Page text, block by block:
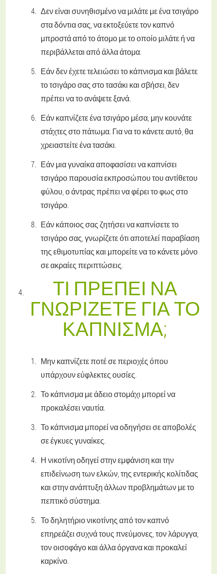
Δεν είναι συνηθισμένο να μιλάτε με ένα τσιγάρο
στα δόντια σας, να εκτοξεύετε τον καπνό
μπροστά από το άτομο με το οποίο μιλάτε ή να
περιβάλλεται από άλλα άτομα.
Εάν δεν έχετε τελειώσει το κάπνισμα και βάλετε
το τσιγάρο σας στο τασάκι και σβήσει, δεν
πρέπει να το ανάψετε ξανά.
Εάν καπνίζετε ένα τσιγάρο μέσα, μην κουνάτε
στάχτες στο πάτωμα. Για να το κάνετε αυτό, θα
χρειαστείτε ένα τασάκι.
Εάν μια γυναίκα αποφασίσει να καπνίσει
τσιγάρο παρουσία εκπροσώπου του αντίθετου
φύλου, ο άντρας πρέπει να φέρει το φως στο
τσιγάρο.
Εάν κάποιος σας ζητήσει να καπνίσετε το
τσιγάρο σας, γνωρίζετε ότι αποτελεί παραβίαση
της εθιμοτυπίας και μπορείτε να το κάνετε μόνο
σε ακραίες περιπτώσεις.
ΤΙ ΠΡΈΠΕΙ ΝΑ
ΓΝΩΡΊΖΕΤΕ ΓΙΑ ΤΟ
ΚΆΠΝΙΣΜΑ;
Μην καπνίζετε ποτέ σε περιοχές όπου
υπάρχουν εύφλεκτες ουσίες.
Το κάπνισμα με άδειο στομάχι μπορεί να
προκαλέσει ναυτία.
Το κάπνισμα μπορεί να οδηγήσει σε αποβολές
σε έγκυες γυναίκες.
Η νικοτίνη οδηγεί στην εμφάνιση και την
επιδείνωση των ελκών, της εντερικής κολίτιδας
και στην ανάπτυξη άλλων προβλημάτων με το
πεπτικό σύστημα.
Το δηλητήριο νικοτίνης από τον καπνό
επηρεάζει συχνά τους πνεύμονες, τον λάρυγγα,
τον οισοφάγο και άλλα όργανα και προκαλεί
καρκίνο.